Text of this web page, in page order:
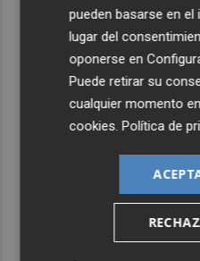
pueden basarse en
lugar del
oponerse en
Puede retirar su
cualquier momento
cookies .Política de